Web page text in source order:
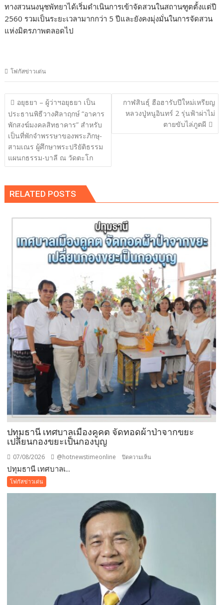
ทางสวนนงนุชพัทยาได้เริ่มดำเนินการเข้าจัดสวนในสถานฑูตตั้งแต่ปี
2560 รวมเป็นระยะเวลามากกว่า 5 ปีและยังคงมุ่งมั่นในการจัดสวน
แห่งมิตรภาพตลอดไป
โฟกัสข่าวเด่น
แนะแนว
เรื่อง
อยุธยา – ผู้ว่าฯอยุธยา เป็น
ประธานพิธีวางศิลาฤกษ์ “อาคาร
พักสงฆ์มงคลสิทธาคาร” สำหรับ
เป็นที่พักจำพรรษาของพระภิกษุ-
สามเณร ผู้ศึกษาพระปริยัติธรรม
แผนกธรรม-บาลี ณ วัดตะโก
กาฬสินธุ์ ฮือฮารับปีใหม่เหรียญ
หลวงปู่หนูอินทร์ 2 รุ่นฟ้าผ่าไม่
ตายขับไล่ภูตผี
RELATED POSTS
ปทุมธานี เทศบาลเมืองคูคต จัดทอดผ้าป่าจากขยะ
เปลี่ยนกองขยะเป็นกองบุญ
07/08/2026 @hotnewstimeonline ปิดความเห็น
กอง
ขยะ
เป็นก
ปทุมธานี เทศบาลเ...
โฟกัสข่าวเด่น